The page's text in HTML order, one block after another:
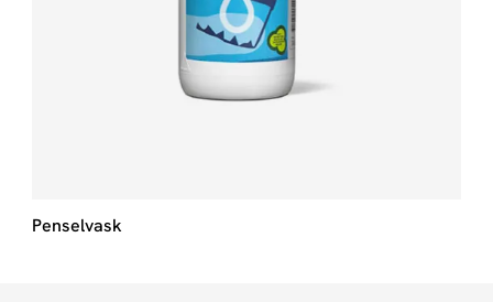
Penselvask